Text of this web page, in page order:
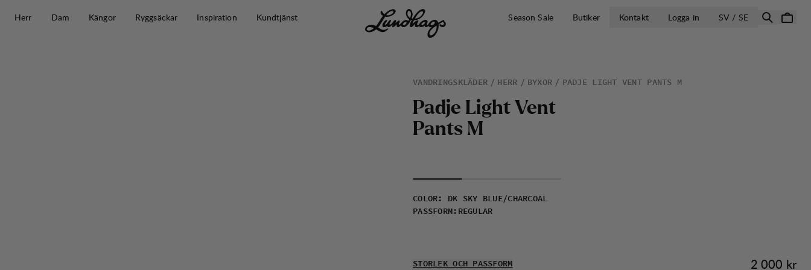
Herr
Dam Kängor Ryggsäckar Inspiration Kundtjänst Season Sale Butiker Kontakt Logga in SV / SEÖPPNA VÄLJ
VANDRINGSKLÄDER HERR BYXOR PADJE LIGHT VENT PANTS M
Padje Light Vent
Pants M
COLOR :
DK SKY BLUE/CHARCOAL
PASSFORM : REGULAR
STORLEK OCH PASSFORM Pris:
2 000 kr